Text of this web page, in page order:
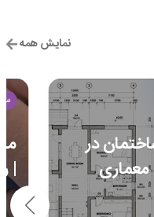
نمایش همه
در
معماری |